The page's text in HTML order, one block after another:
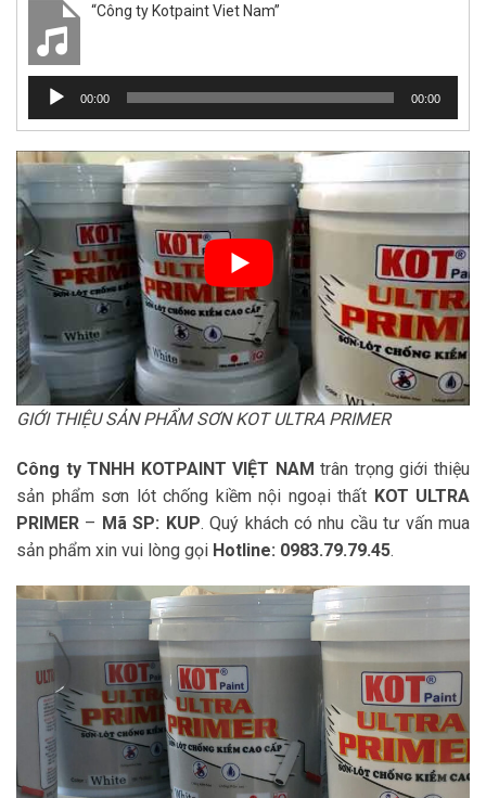
“Công ty Kotpaint Viet Nam”
Trình
chơi
Audio
00:00 00:00
GIỚI THIỆU SẢN PHẨM SƠN KOT ULTRA PRIMER
Công ty TNHH KOTPAINT VIỆT NAMtrân trọng giới thiệu
sản phẩm sơn lót chống kiềm nội ngoại thất KOT ULTRA
PRIMER – Mã SP: KUP. Quý khách có nhu cầu tư vấn mua
sản phẩm xin vui lòng gọi Hotline: 0983.79.79.45.